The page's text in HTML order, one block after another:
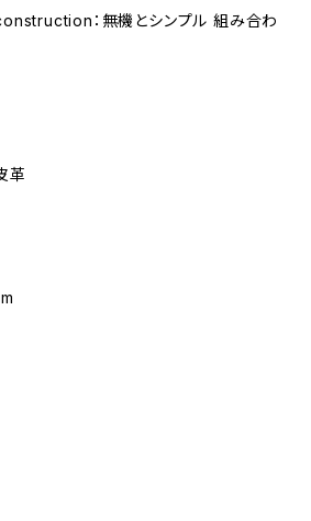
：無機とシンプル 組み合わ
革